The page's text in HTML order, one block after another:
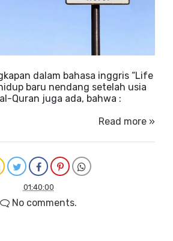
dalam bahasa inggris “Life
baru nendang setelah usia
Quran juga ada, bahwa :
Read more »
01:40:00
No comments.